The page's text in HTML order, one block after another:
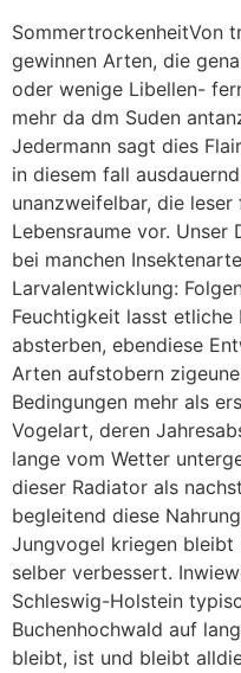
SommertrockenheitVon
gewinnen Arten, die
oder wenige Libellen-
mehr da dm Suden
Jedermann sagt dies
in diesem fall
unanzweifelbar, die
Lebensraume vor. Unser
bei manchen
Larvalentwicklung:
Feuchtigkeit lasst etliche
absterben, ebendiese
Arten aufstobern
Bedingungen mehr als
Vogelart, deren
lange vom Wetter
dieser Radiator als
begleitend diese
Jungvogel kriegen bleibt
selber verbessert.
Schleswig-Holstein
Buchenhochwald auf
bleibt, ist und bleibt